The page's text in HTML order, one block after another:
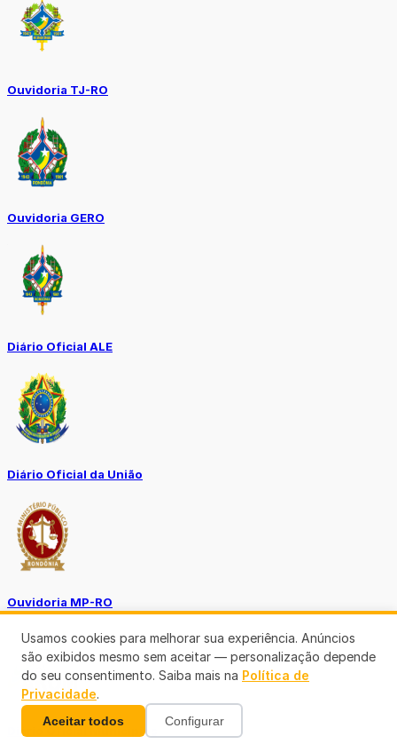
Ouvidoria TJ-RO
Ouvidoria GERO
Diário Oficial ALE
Diário Oficial da União
Ouvidoria MP-RO
Diário Oficial Municípios
Usamos cookies para melhorar sua experiência. Anúncios
são exibidos mesmo sem aceitar — personalização depende
do seu consentimento. Saiba mais na Política de
Privacidade.
Aceitar todos Configurar